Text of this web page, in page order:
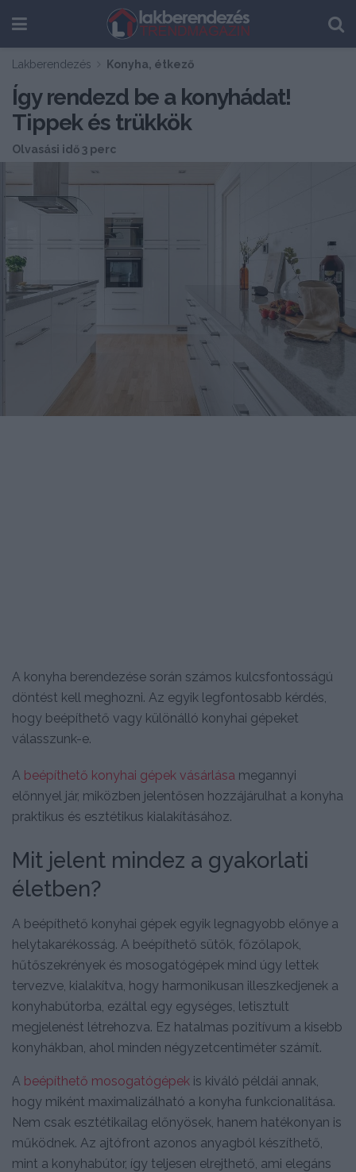
Lakberendezés Konyha, étkező
Így rendezd be a konyhádat!
Tippek és trükkök
Olvasási idő 3 perc
A konyha berendezése során számos kulcsfontosságú
döntést kell meghozni. Az egyik legfontosabb kérdés,
hogy beépíthető vagy különálló konyhai gépeket
válasszunk-e.
A beépíthető konyhai gépek vásárlása megannyi
előnnyel jár, miközben jelentősen hozzájárulhat a konyha
praktikus és esztétikus kialakításához.
Mit jelent mindez a gyakorlati
életben?
A beépíthető konyhai gépek egyik legnagyobb előnye a
helytakarékosság. A beépíthető sütők, főzőlapok,
hűtőszekrények és mosogatógépek mind úgy lettek
tervezve, kialakítva, hogy harmonikusan illeszkedjenek a
konyhabútorba, ezáltal egy egységes, letisztult
megjelenést létrehozva. Ez hatalmas pozitívum a kisebb
konyhákban, ahol minden négyzetcentiméter számít.
A beépíthető mosogatógépek is kiváló példái annak,
hogy miként maximalizálható a konyha funkcionalitása.
Nem csak esztétikailag előnyösek, hanem hatékonyan is
működnek. Az ajtófront azonos anyagból készíthető,
mint a konyhabútor, így teljesen elrejthető, ami elegáns